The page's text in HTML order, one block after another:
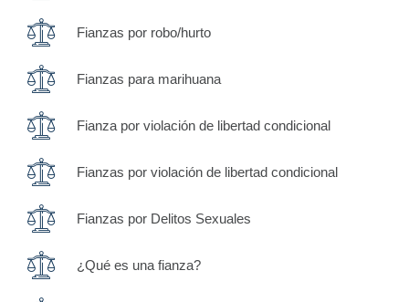
Fianzas por robo/hurto
Fianzas para marihuana
Fianza por violación de libertad condicional
Fianzas por violación de libertad condicional
Fianzas por Delitos Sexuales
¿Qué es una fianza?